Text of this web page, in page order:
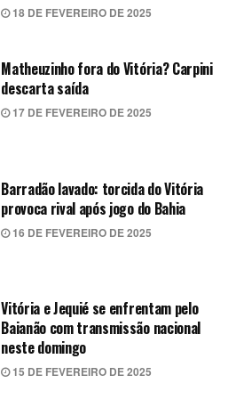
18 DE FEVEREIRO DE 2025
Matheuzinho fora do Vitória? Carpini
descarta saída
17 DE FEVEREIRO DE 2025
Barradão lavado: torcida do Vitória
provoca rival após jogo do Bahia
16 DE FEVEREIRO DE 2025
Vitória e Jequié se enfrentam pelo
Baianão com transmissão nacional
neste domingo
15 DE FEVEREIRO DE 2025